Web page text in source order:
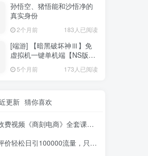
孙悟空、猪悟能和沙悟净的
真实身份
2个月前 183人已阅读
[端游] 【暗黑破坏神Ⅲ】免
虚拟机一键单机端【NS版
5个月前 173人已阅读
更新 猜你喜欢
商刻电商》全套课程（共16节）_电商运营教程
流量，只要你是执行力强的人，日赚1000元完全没问_网赚教程